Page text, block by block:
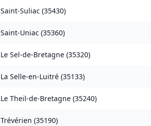
Saint-Suliac (35430)
Saint-Uniac (35360)
Le Sel-de-Bretagne (35320)
La Selle-en-Luitré (35133)
Le Theil-de-Bretagne (35240)
Trévérien (35190)